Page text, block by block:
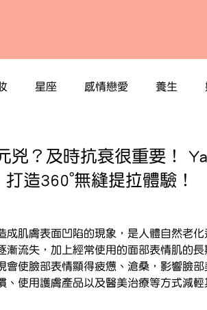
星座 感情戀愛 養生
兇？及時抗衰很重要！
造360°無縫提拉體驗！
成肌膚表面凹陷的現象，是人體自然老
漸流失，加上經常使用的面部表情肌的
會使臉部表情顯得疲憊、滄桑，影響臉
、使用護膚產品以及醫美治療等方式減輕